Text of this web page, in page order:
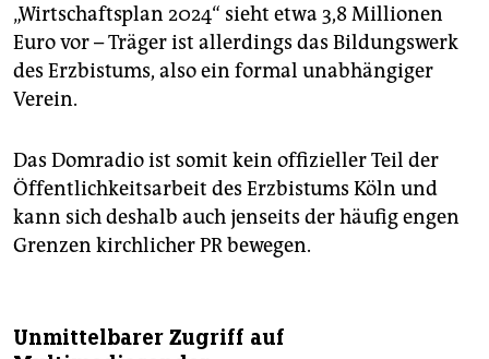
„Wirtschaftsplan 2024“ sieht etwa 3,8 Millionen
Euro vor – Träger ist allerdings das Bildungswerk
des Erzbistums, also ein formal unabhängiger
Verein.
Das Domradio ist somit kein offizieller Teil der
Öffentlichkeitsarbeit des Erzbistums Köln und
kann sich deshalb auch jenseits der häufig engen
Grenzen kirchlicher PR bewegen.
Unmittelbarer Zugriff auf